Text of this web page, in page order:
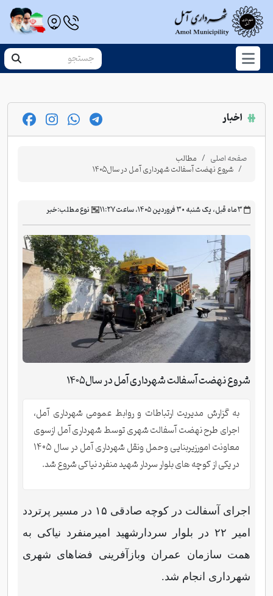
اخبار
صفحه اصلی مطالب
شروع نهضت آسفالت شهرداری آمل در سال۱۴۰۵
‫۳ ماه قبل، یک شنبه ۳۰ فروردین ۱۴۰۵، ساعت ۱۱:۲۷ نوع مطلب:خبر
شروع نهضت آسفالت شهرداری آمل در سال۱۴۰۵
به گزارش مدیریت ارتباطات و روابط عمومی شهرداری آمل،
اجرای طرح نهضت آسفالت شهری توسط شهرداری آمل ازسوی
معاونت امورزیربنایی وحمل ونقل شهرداری آمل در سال ۱۴۰۵
در یکی از کوچه های بلوار سردار شهید منفرد نیاکی شروع شد.
اجرای آسفالت در کوچه صادقی ۱۵ در مسیر پرتردد
امیر ۲۲ در بلوار سردارشهید امیرمنفرد نیاکی به
همت سازمان عمران وبازآفرینی فضاهای شهری
شهرداری انجام شد.